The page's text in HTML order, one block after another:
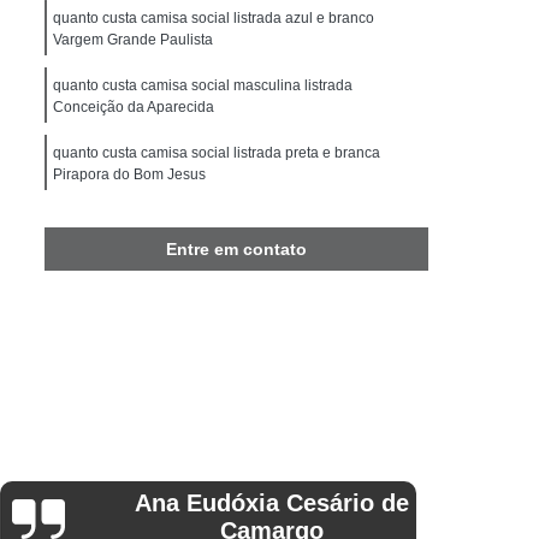
Camisa Slim Masculina Manga Curta
Camisa Social Masculina Slim Preta
Camisa Branca Masculina Social
Masculina
Camisa Social Branca Masculina Slim
Camisa Social Masculina Branca
Longa Branca Preço
quanto custa camisa social listrada azul e branco
Vargem Grande Paulista
quanto custa camisa social masculina listrada
Conceição da Aparecida
quanto custa camisa social listrada preta e branca
Pirapora do Bom Jesus
Entre em contato
Regina
Stanguini